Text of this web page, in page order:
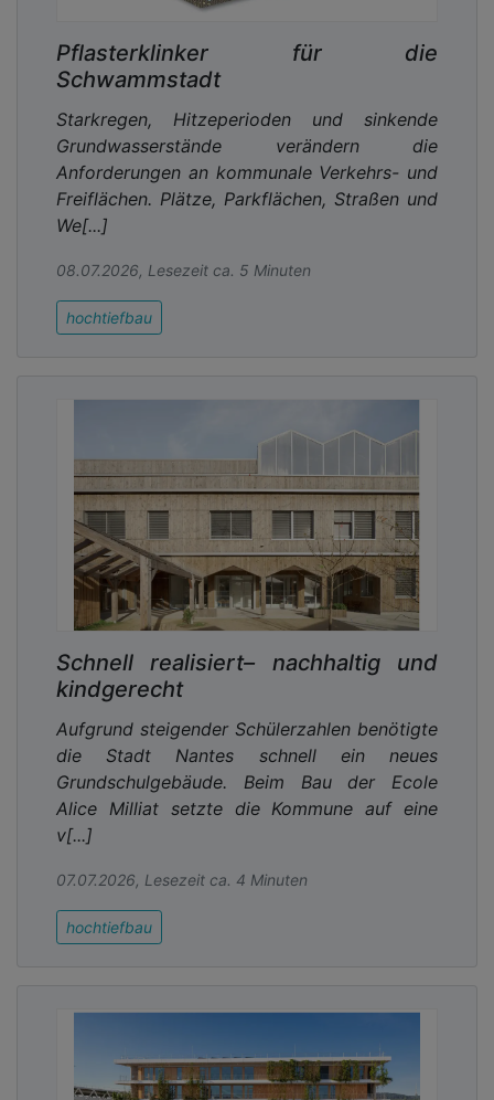
Pflasterklinker für die
Schwammstadt
Starkregen, Hitzeperioden und sinkende
Grundwasserstände verändern die
Anforderungen an kommunale Verkehrs- und
Freiflächen. Plätze, Parkflächen, Straßen und
We[...]
08.07.2026, Lesezeit ca. 5 Minuten
hochtiefbau
Schnell realisiert– nachhaltig und
kindgerecht
Aufgrund steigender Schülerzahlen benötigte
die Stadt Nantes schnell ein neues
Grundschulgebäude. Beim Bau der Ecole
Alice Milliat setzte die Kommune auf eine
v[...]
07.07.2026, Lesezeit ca. 4 Minuten
hochtiefbau